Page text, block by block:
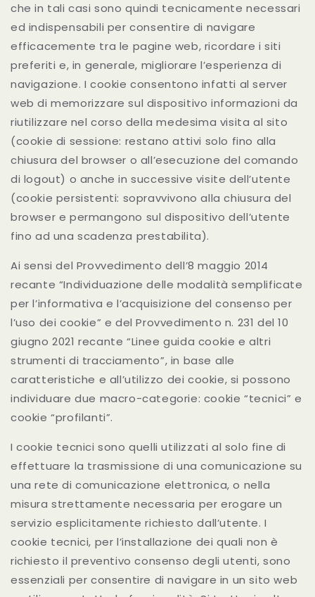
che in tali casi sono quindi tecnicamente necessari
ed indispensabili per consentire di navigare
efficacemente tra le pagine web, ricordare i siti
preferiti e, in generale, migliorare l’esperienza di
navigazione. I cookie consentono infatti al server
web di memorizzare sul dispositivo informazioni da
riutilizzare nel corso della medesima visita al sito
(cookie di sessione: restano attivi solo fino alla
chiusura del browser o all’esecuzione del comando
di logout) o anche in successive visite dell’utente
(cookie persistenti: sopravvivono alla chiusura del
browser e permangono sul dispositivo dell’utente
fino ad una scadenza prestabilita).
Ai sensi del Provvedimento dell’8 maggio 2014
recante “Individuazione delle modalità semplificate
per l’informativa e l’acquisizione del consenso per
l’uso dei cookie” e del Provvedimento n. 231 del 10
giugno 2021 recante “Linee guida cookie e altri
strumenti di tracciamento”, in base alle
caratteristiche e all’utilizzo dei cookie, si possono
individuare due macro-categorie: cookie “tecnici” e
cookie “profilanti”.
I cookie tecnici sono quelli utilizzati al solo fine di
effettuare la trasmissione di una comunicazione su
una rete di comunicazione elettronica, o nella
misura strettamente necessaria per erogare un
servizio esplicitamente richiesto dall’utente. I
cookie tecnici, per l’installazione dei quali non è
richiesto il preventivo consenso degli utenti, sono
essenziali per consentire di navigare in un sito web